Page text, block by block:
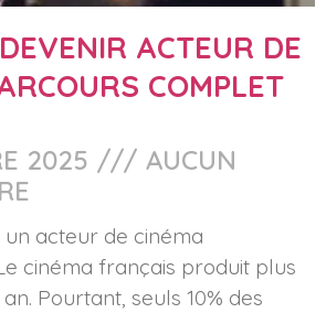
ACTEUR DE
COMPLET
2025
AUCUN
un acteur de cinéma
cinéma français produit plus
Pourtant, seuls 10% des